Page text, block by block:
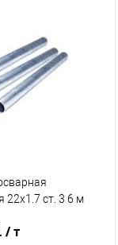
22х1.7 ст. 3 6 м
/ т